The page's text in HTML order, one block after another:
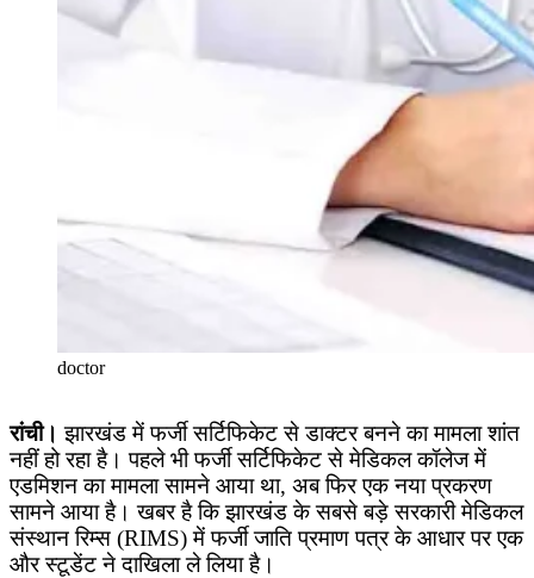
doctor
रांची। झारखंड में फर्जी सर्टिफिकेट से डाक्टर बनने का मामला शांत
नहीं हो रहा है। पहले भी फर्जी सर्टिफिकेट से मेडिकल कॉलेज में
एडमिशन का मामला सामने आया था, अब फिर एक नया प्रकरण
सामने आया है। खबर है कि झारखंड के सबसे बड़े सरकारी मेडिकल
संस्थान रिम्स (RIMS) में फर्जी जाति प्रमाण पत्र के आधार पर एक
और स्टूडेंट ने दाखिला ले लिया है।